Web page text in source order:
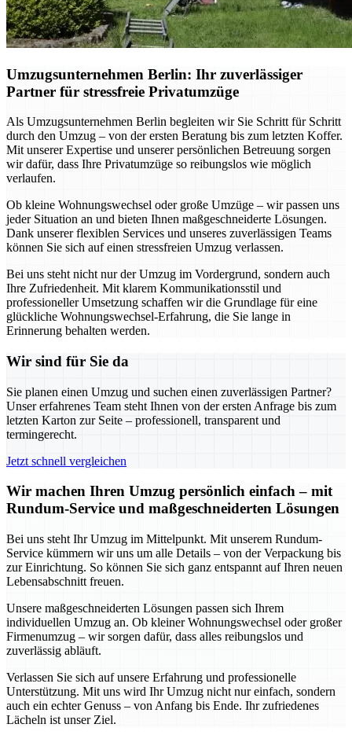
Umzugsunternehmen Berlin: Ihr zuverlässiger
Partner für stressfreie Privatumzüge
Als Umzugsunternehmen Berlin begleiten wir Sie Schritt für Schritt
durch den Umzug – von der ersten Beratung bis zum letzten Koffer.
Mit unserer Expertise und unserer persönlichen Betreuung sorgen
wir dafür, dass Ihre Privatumzüge so reibungslos wie möglich
verlaufen.
Ob kleine Wohnungswechsel oder große Umzüge – wir passen uns
jeder Situation an und bieten Ihnen maßgeschneiderte Lösungen.
Dank unserer flexiblen Services und unseres zuverlässigen Teams
können Sie sich auf einen stressfreien Umzug verlassen.
Bei uns steht nicht nur der Umzug im Vordergrund, sondern auch
Ihre Zufriedenheit. Mit klarem Kommunikationsstil und
professioneller Umsetzung schaffen wir die Grundlage für eine
glückliche Wohnungswechsel-Erfahrung, die Sie lange in
Erinnerung behalten werden.
Wir sind für Sie da
Sie planen einen Umzug und suchen einen zuverlässigen Partner?
Unser erfahrenes Team steht Ihnen von der ersten Anfrage bis zum
letzten Karton zur Seite – professionell, transparent und
termingerecht.
Jetzt schnell vergleichen
Wir machen Ihren Umzug persönlich einfach – mit
Rundum-Service und maßgeschneiderten Lösungen
Bei uns steht Ihr Umzug im Mittelpunkt. Mit unserem Rundum-
Service kümmern wir uns um alle Details – von der Verpackung bis
zur Einrichtung. So können Sie sich ganz entspannt auf Ihren neuen
Lebensabschnitt freuen.
Unsere maßgeschneiderten Lösungen passen sich Ihrem
individuellen Umzug an. Ob kleiner Wohnungswechsel oder großer
Firmenumzug – wir sorgen dafür, dass alles reibungslos und
zuverlässig abläuft.
Verlassen Sie sich auf unsere Erfahrung und professionelle
Unterstützung. Mit uns wird Ihr Umzug nicht nur einfach, sondern
auch ein echter Genuss – von Anfang bis Ende. Ihr zufriedenes
Lächeln ist unser Ziel.